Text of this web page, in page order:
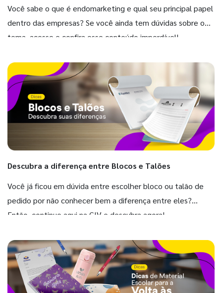
Você sabe o que é endomarketing e qual seu principal papel
dentro das empresas? Se você ainda tem dúvidas sobre o
tema, acesse e confira esse conteúdo imperdível!
Descubra a diferença entre Blocos e Talões
Você já ficou em dúvida entre escolher bloco ou talão de
pedido por não conhecer bem a diferença entre eles?
Então, continue aqui na GIV e descubra agora!